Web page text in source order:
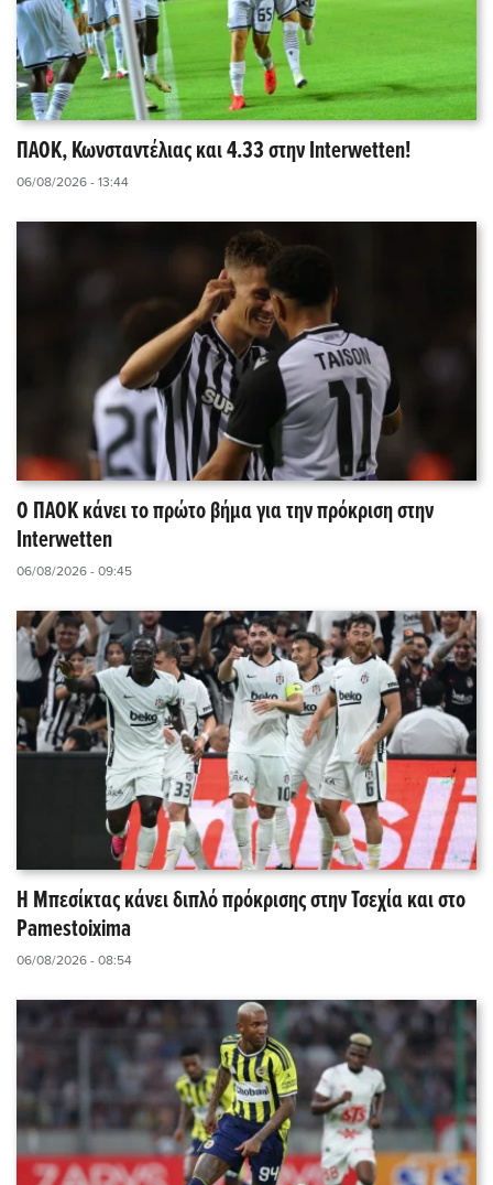
ΠΑΟΚ, Κωνσταντέλιας και 4.33 στην Interwetten!
06/08/2026 - 13:44
Ο ΠΑΟΚ κάνει το πρώτο βήμα για την πρόκριση στην
Interwetten
06/08/2026 - 09:45
Η Μπεσίκτας κάνει διπλό πρόκρισης στην Τσεχία και στο
Pamestoixima
06/08/2026 - 08:54